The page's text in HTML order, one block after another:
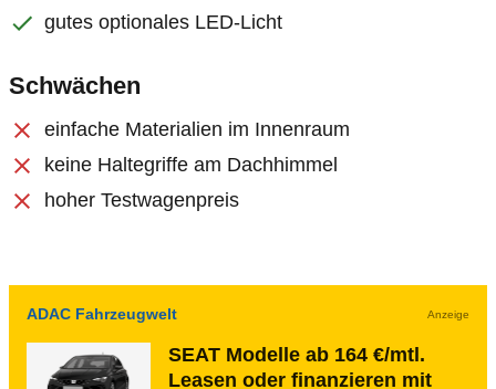
gutes optionales LED-Licht
Schwächen
einfache Materialien im Innenraum
keine Haltegriffe am Dachhimmel
hoher Testwagenpreis
ADAC Fahrzeugwelt Anzeige
SEAT Modelle ab 164 €/mtl.
Leasen oder finanzieren mit